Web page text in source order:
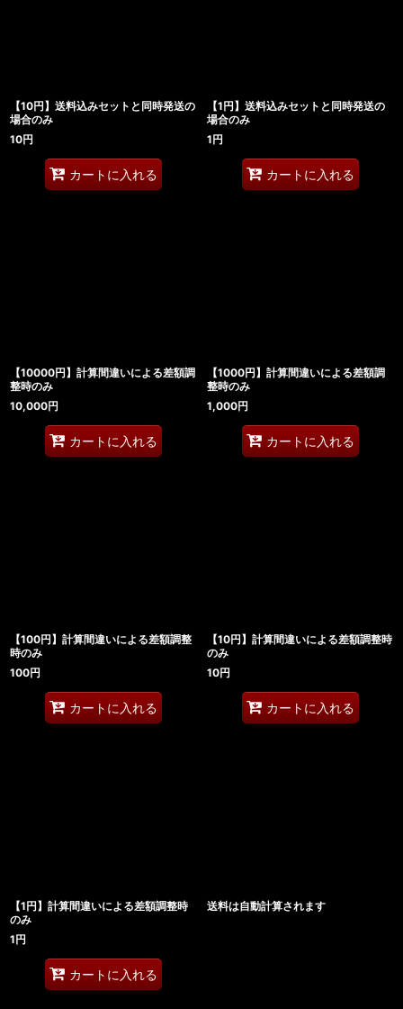
【10円】送料込みセットと同時発送の
場合のみ
10円
カートに入れる
【1円】送料込みセットと同時発送の
場合のみ
1円
カートに入れる
【10000円】計算間違いによる差額調
整時のみ
10,000円
カートに入れる
【1000円】計算間違いによる差額調
整時のみ
1,000円
カートに入れる
【100円】計算間違いによる差額調整
時のみ
100円
カートに入れる
【10円】計算間違いによる差額調整時
のみ
10円
カートに入れる
【1円】計算間違いによる差額調整時
のみ
1円
カートに入れる
送料は自動計算されます